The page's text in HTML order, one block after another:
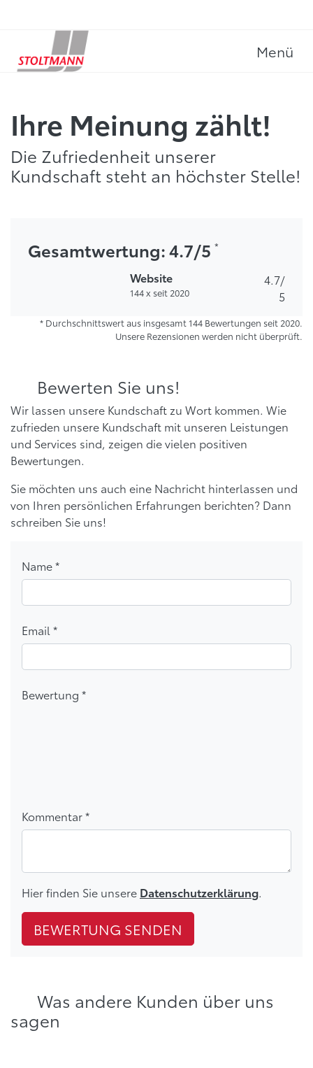
Menü
Ihre Meinung zählt!
Die Zufriedenheit unserer
Kundschaft steht an höchster Stelle!
Gesamtwertung: 4.7/5 *
Website
144x seit 2020
4.7/
5
* Durchschnittswert aus insgesamt 144 Bewertungen seit 2020.
Unsere Rezensionen werden nicht überprüft.
Bewerten Sie uns!
Wir lassen unsere Kundschaft zu Wort kommen. Wie
zufrieden unsere Kundschaft mit unseren Leistungen
und Services sind, zeigen die vielen positiven
Bewertungen.
Sie möchten uns auch eine Nachricht hinterlassen und
von Ihren persönlichen Erfahrungen berichten? Dann
schreiben Sie uns!
Name *
Email *
Bewertung *
Kommentar *
Hier finden Sie unsere Datenschutzerklärung.
BEWERTUNG SENDEN
Was andere Kunden über uns
sagen